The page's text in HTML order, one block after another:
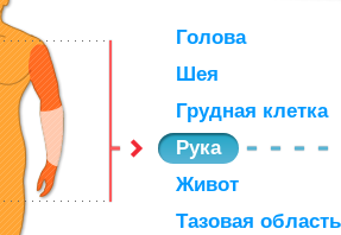
Голова
Шея
Грудная клетка
Рука
Живот
Тазовая область